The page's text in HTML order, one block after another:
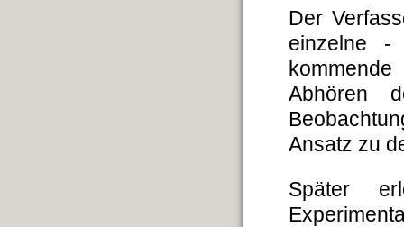
Der
einzelne -
Abhören
Ansatz zu
Später